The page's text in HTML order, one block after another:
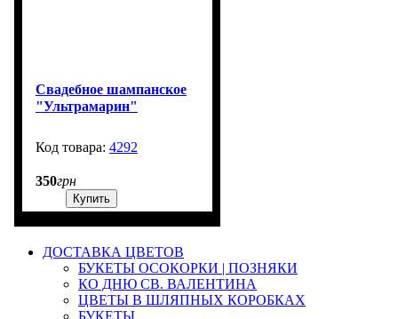
Свадебное шампанское
"Ультрамарин"
4292
350грн
Купить
ДОСТАВКА ЦВЕТОВ
БУКЕТЫ ОСОКОРКИ | ПОЗНЯКИ
КО ДНЮ СВ. ВАЛЕНТИНА
ЦВЕТЫ В ШЛЯПНЫХ КОРОБКАХ
БУКЕТЫ